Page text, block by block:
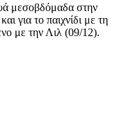
μεσοβδόμαδα στην
για το παιχνίδι με τη
με την Λιλ (09/12).